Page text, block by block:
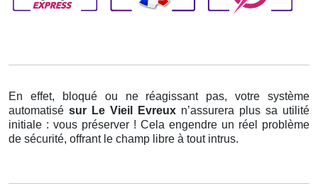
En effet, bloqué ou ne réagissant pas, votre système
automatisé sur Le Vieil Evreux n’assurera plus sa utilité
initiale : vous préserver ! Cela engendre un réel problème
de sécurité, offrant le champ libre à tout intrus.